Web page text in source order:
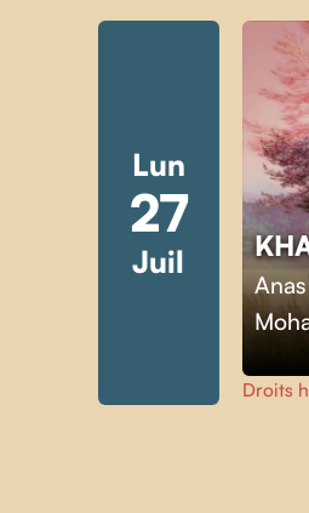
Lun
27
Juil
Droits
Skip back to